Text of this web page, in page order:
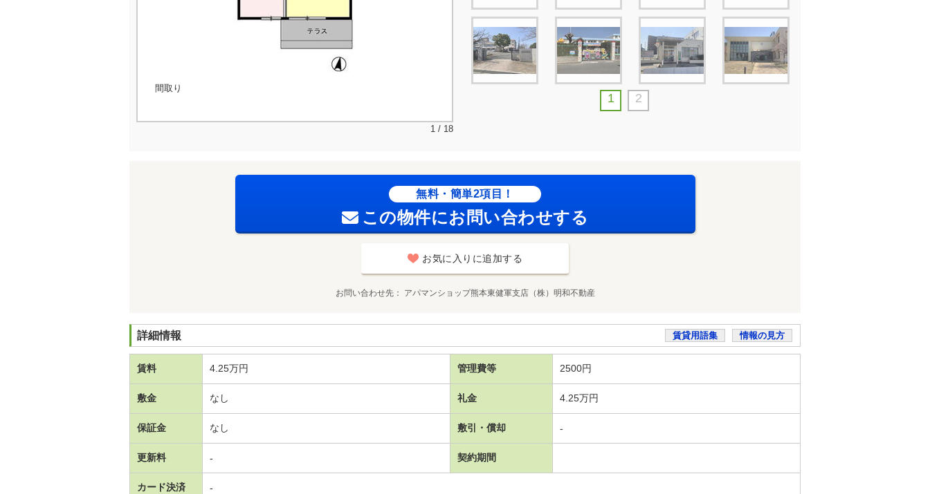
間取り
1 / 18
1 2
無料・簡単2項目！
この物件にお問い合わせする
お気に入りに追加する
お問い合わせ先 アパマンショップ熊本東健軍支店（株）明和不動産
詳細情報 賃貸用語集 情報の見方
賃料 4.25万円 管理費等 2500円
敷金 なし 礼金 4.25万円
保証金 なし 敷引・償却 -
更新料 - 契約期間
カード決済 -